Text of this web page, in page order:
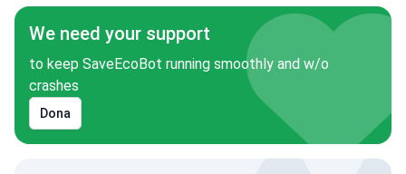
We need your support
to keep SaveEcoBot running smoothly and w/o
crashes
Dona